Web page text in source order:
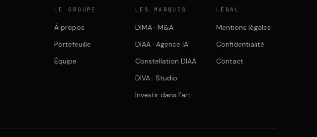
LE GROUPE
À propos
Portefeuille
Équipe
LES MARQUES
DIMA · M&A
DIAA · Agence IA
Constellation DIAA
DIVA · Studio
Investir dans l’art
LÉGAL
Mentions légales
Confidentialité
Contact